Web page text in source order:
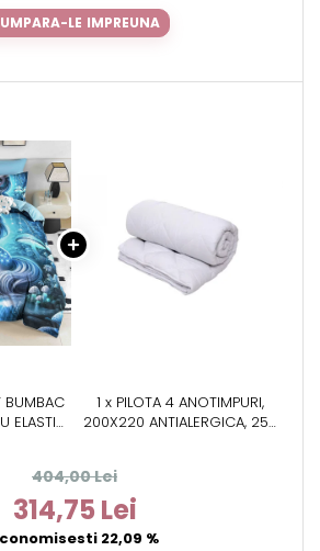
LE IMPREUNA
BUMBAC
ELASTIC
1 x PILOTA 4 ANOTIMPURI,
200X220 ANTIALERGICA, 250
404,00 Lei
314,75 Lei
22,09 %